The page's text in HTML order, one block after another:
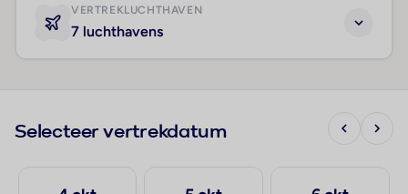
VERTREKLUCHTHAVEN
7 luchthavens
Selecteer vertrekdatum